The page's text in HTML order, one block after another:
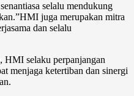
selalu mendukung
juga merupakan mitra
dan selalu
selaku perpanjangan
menjaga ketertiban dan sinergi